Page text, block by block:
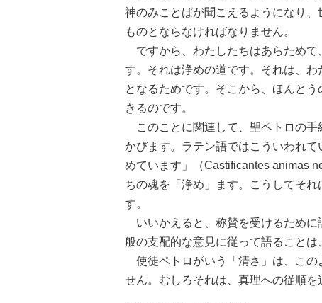
神のみことばが聞こえるようになり
ものとならなければなりません。
ですから、わたしたちはあらためて
す。それは浄めの道です。それは、
となるためです。そこから、ほんと
きるのです。
このことに関連して、聖ペトロの手
かびます。ラテン語ではこういわれ
めています」（Castificantes animas
ちの魂を「浄め」ます。こうしてそ
す。
いいかえると、称賛を受けるために
般の支配的な意見に従って語ることは
使徒ペトロがいう「清さ」は、この
せん。むしろそれは、真理への従順を